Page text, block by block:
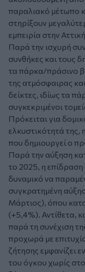
παραλιακό μέτωπο
στηρίξουν
εμπειρία στην
Παρά την ισχυρή
συνθήκες και τους
τα πάρκα/πράσινο
της ατμόσφαιρας
δείκτες, ιδίως τα
συγκεκριμένοι
Πρόκειται για
ελκυστικότητά
που δημιουργεί ο
Παρά την αύξηση
το 2025, η επίδραση
δυναμικό να
συγκρατημένη
Μάρτιος), όπου
(+5,4%). Αντίθετα,
παρά τη συνέχιση
προχωρά με
ζήτησης εμφανίζει
του όγκου χωρίς